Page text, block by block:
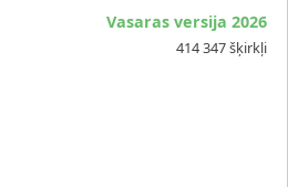
Vasaras versija 2026
414 347 šķirkļi